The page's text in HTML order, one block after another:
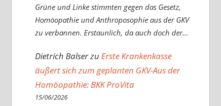
Grüne und Linke stimmten gegen das Gesetz,
Homöopathie und Anthroposophie aus der GKV
zu verbannen. Erstaunlich, da auch doch der…
Dietrich BalserzuErste Krankenkasse
äußert sich zum geplanten GKV-Aus der
Homöopathie: BKK ProVita
15/06/2026